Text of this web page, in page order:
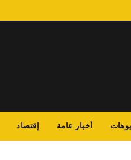
أخبار عامة إقتصاد